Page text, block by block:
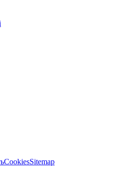
CookiesSitemap